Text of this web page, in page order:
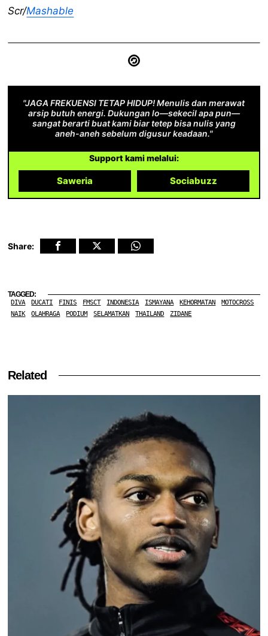
Scr/Mashable
"JAGA FREKUENSI TETAP HIDUP! Menulis dan merawat
arsip butuh energi. Dukungan lo—sekecil apa pun—
sangat berarti buat kami biar tetep bisa nulis yang
aneh-aneh sebelum digusur keadaan."
Support kami melalui:
Saweria Sociabuzz
Share:
TAGGED:
DIVA DUCATI FINIS FMSCT INDONESIA ISMAYANA KEHORMATAN
MOTOCROSS
NAIK
OLAHRAGA PODIUM SELAMATKAN THAILAND ZIDANE
Related